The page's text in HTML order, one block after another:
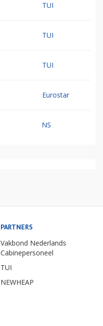
TUI
TUI
TUI
Eurostar
NS
PARTNERS
Vakbond Nederlands
Cabinepersoneel
TUI
NEWHEAP